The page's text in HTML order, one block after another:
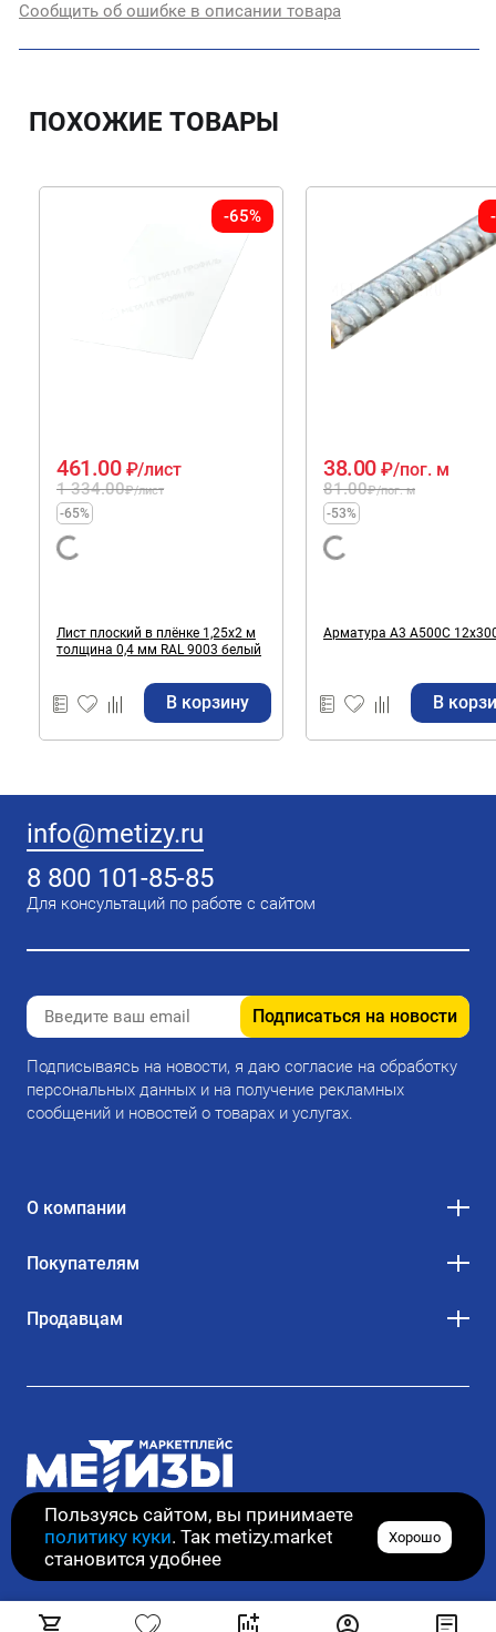
Пользуясь сайтом, вы принимаете
политику куки. Так metizy.market
становится удобнее
Хорошо
Сообщить об ошибке в описании товара
ПОХОЖИЕ ТОВАРЫ
-65%
1 334.00₽/лист
461.00 ₽/лист
-65%
Лист плоский в плёнке 1,25х2 м
толщина 0,4 мм RAL 9003 белый
В корзину
81.00₽/пог. м
38.00 ₽/пог. м
-53%
Арматура А3 А500C
В
info@metizy.ru
8 800 101-85-85
Для консультаций по работе с сайтом
Подписаться на новости
Подписываясь на новости, я даю согласие на обработку
персональных данных и на получение рекламных
сообщений и новостей о товарах и услугах.
© 2020–2026. Все права защищены
О компании
Покупателям
Продавцам
80.00